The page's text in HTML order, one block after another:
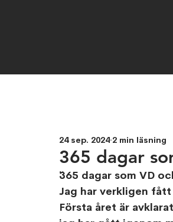
365 dagar
24 sep. 2024 2 min läsning
¨365 dagar som VD
Jag har verkligen
Första året är